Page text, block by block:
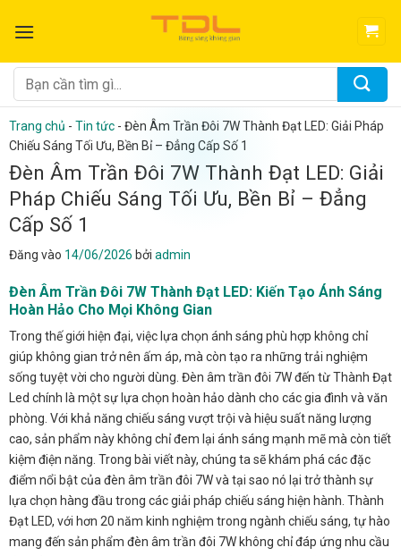
qua
dung
Tìm
kiếm:
Trang chủ - Tin tức - Đèn Âm Trần Đôi 7W Thành Đạt LED: Giải Pháp
Chiếu Sáng Tối Ưu, Bền Bỉ – Đẳng Cấp Số 1
Đèn Âm Trần Đôi 7W Thành Đạt LED: Giải
Pháp Chiếu Sáng Tối Ưu, Bền Bỉ – Đẳng
Cấp Số 1
Đăng vào 14/06/2026 bởi admin
Đèn Âm Trần Đôi 7W Thành Đạt LED: Kiến Tạo Ánh Sáng
Hoàn Hảo Cho Mọi Không Gian
Trong thế giới hiện đại, việc lựa chọn ánh sáng phù hợp không chỉ
giúp không gian trở nên ấm áp, mà còn tạo ra những trải nghiệm
sống tuyệt vời cho người dùng. Đèn âm trần đôi 7W đến từ Thành Đạt
Led chính là một sự lựa chọn hoàn hảo dành cho các gia đình và văn
phòng. Với khả năng chiếu sáng vượt trội và hiệu suất năng lượng
cao, sản phẩm này không chỉ đem lại ánh sáng mạnh mẽ mà còn tiết
kiệm điện năng. Trong bài viết này, chúng ta sẽ khám phá các đặc
điểm nổi bật của đèn âm trần đôi 7W và tại sao nó lại trở thành sự
lựa chọn hàng đầu trong các giải pháp chiếu sáng hiện hành. Thành
Đạt LED, với hơn 20 năm kinh nghiệm trong ngành chiếu sáng, tự hào
mang đến sản phẩm đèn âm trần đôi 7W không chỉ đáp ứng nhu cầu